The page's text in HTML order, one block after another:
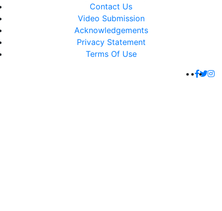
Contact Us
Video Submission
Acknowledgements
Privacy Statement
Terms Of Use